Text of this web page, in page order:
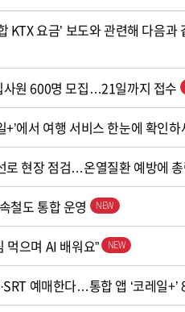
KTX 요금’ 보도와 관련해 다음과
사원 600명 모집…21일까지 접수
+’에서 여행 서비스 한눈에 확인
로 현장 점검…온열질환 예방에
철도 통합 운영
먹으며 AI 배워요”
예매한다…통합 앱 ‘코레일